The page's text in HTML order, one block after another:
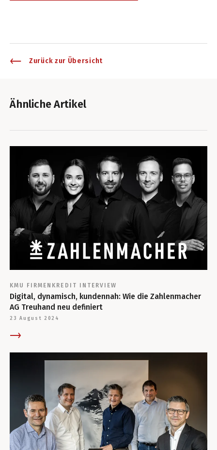
Zurück zur Übersicht
Ähnliche Artikel
KMU FIRMENKREDIT INTERVIEW
Digital, dynamisch, kundennah: Wie die Zahlenmacher
AG Treuhand neu definiert
23 August 2024